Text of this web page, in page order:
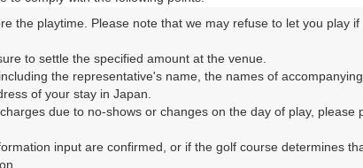
予約専用ダイヤル
8:00～17:00 年中無休
the playtime. Please note that we may refuse to let you play
to settle the specified amount at the venue.
the representative's name, the names of
of your stay in Japan.
due to no-shows or changes on the day of play, please
input are confirmed, or if the golf course determines